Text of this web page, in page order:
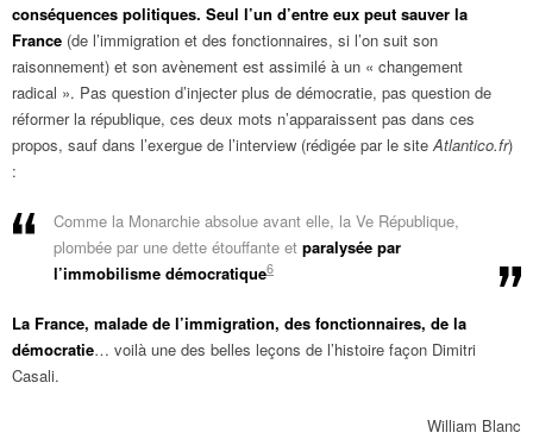
conséquences politiques. Seul l’un d’entre eux peut sauver la
France (de l’immigration et des fonctionnaires, si l’on suit son
raisonnement) et son avènement est assimilé à un « changement
radical ». Pas question d’injecter plus de démocratie, pas question de
réformer la république, ces deux mots n’apparaissent pas dans ces
propos, sauf dans l’exergue de l’interview (rédigée par le site Atlantico.fr)
:
Comme la Monarchie absolue avant elle, la Ve République,
plombée par une dette étouffante et paralysée par
l’immobilisme démocratique6
La France, malade de l’immigration, des fonctionnaires, de la
démocratie… voilà une des belles leçons de l’histoire façon Dimitri
Casali.
William Blanc